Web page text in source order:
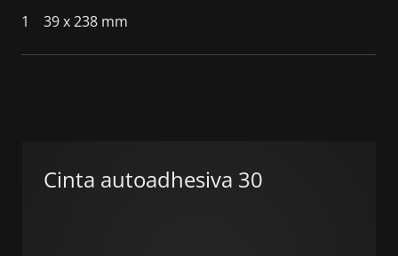
1 39 x 238 mm
Cinta autoadhesiva 30